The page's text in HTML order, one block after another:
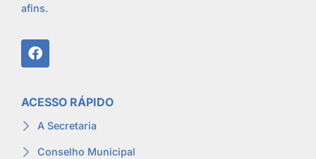
afins.
ACESSO RÁPIDO
A Secretaria
Conselho Municipal